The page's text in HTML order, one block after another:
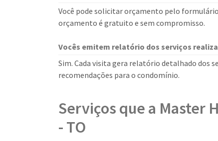
Você pode solicitar orçamento pelo
orçamento é gratuito e sem compromisso.
Vocês emitem relatório dos serviços
Sim. Cada visita gera relatório detalhado dos
recomendações para o condomínio.
Serviços que a Master
- TO